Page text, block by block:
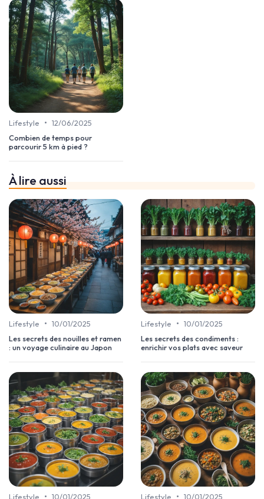
Lifestyle • 12/06/2025
Combien de temps pour
parcourir 5 km à pied ?
À lire aussi
Lifestyle • 10/01/2025
Les secrets des nouilles et ramen
: un voyage culinaire au Japon
Lifestyle • 10/01/2025
Les secrets des condiments :
enrichir vos plats avec saveur
Lifestyle
10/01/2025
Lifestyle
10/01/2025